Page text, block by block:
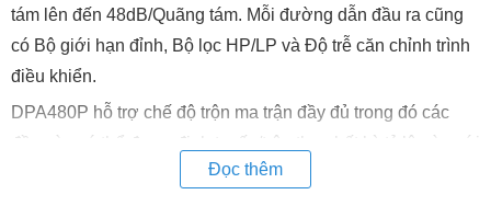
tám lên đến 48dB/Quãng tám. Mỗi đường dẫn đầu ra cũng
có Bộ giới hạn đỉnh, Bộ lọc HP/LP và Độ trễ căn chỉnh trình
điều khiển.
DPA480P hỗ trợ chế độ trộn ma trận đầy đủ trong đó các
đầu vào có thể được định tuyến/trộn theo bất kỳ tỷ lệ nào với
bất kỳ đầu ra nào. Để cấu hình và điều khiển từ xa, có thể
Đọc thêm